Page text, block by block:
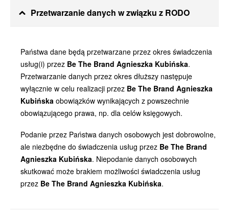
Przetwarzanie danych w związku z RODO
Państwa dane będą przetwarzane przez okres świadczenia
usług(i) przez Be The Brand Agnieszka Kubińska.
Przetwarzanie danych przez okres dłuższy następuje
wyłącznie w celu realizacji przez Be The Brand Agnieszka
Kubińska obowiązków wynikających z powszechnie
obowiązującego prawa, np. dla celów księgowych.
Podanie przez Państwa danych osobowych jest dobrowolne,
ale niezbędne do świadczenia usług przez Be The Brand
Agnieszka Kubińska. Niepodanie danych osobowych
skutkować może brakiem możliwości świadczenia usług
przez Be The Brand Agnieszka Kubińska.